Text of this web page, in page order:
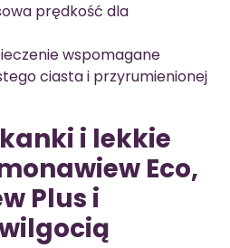
prędkość dla
wspomagane
ciasta i przyrumienionej
i lekkie
Eco,
Plus i